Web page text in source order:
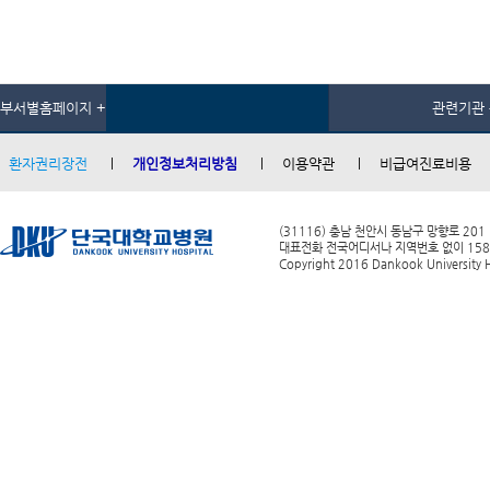
부서별홈페이지 + 관련기관
환자권리장전 개인정보처리방침 이용약관 비급여진료비용
(31116) 충남 천안시 동남구 망향로 201
대표전화 전국어디서나 지역번호 없이
Copyright 2016 Dankook University